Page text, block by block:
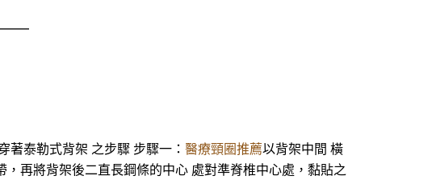
泰勒式背架 之步驟 步驟一： 醫療頸圈推薦以背架中間 橫
再將背架後二直長鋼條的中心 處對準脊椎中心處，黏貼之